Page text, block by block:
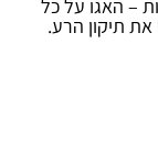
– האגו על כל
את תיקון הרע.